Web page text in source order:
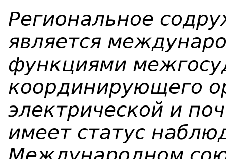
Региональное
является
функциями
координирующего
электрической и
имеет статус